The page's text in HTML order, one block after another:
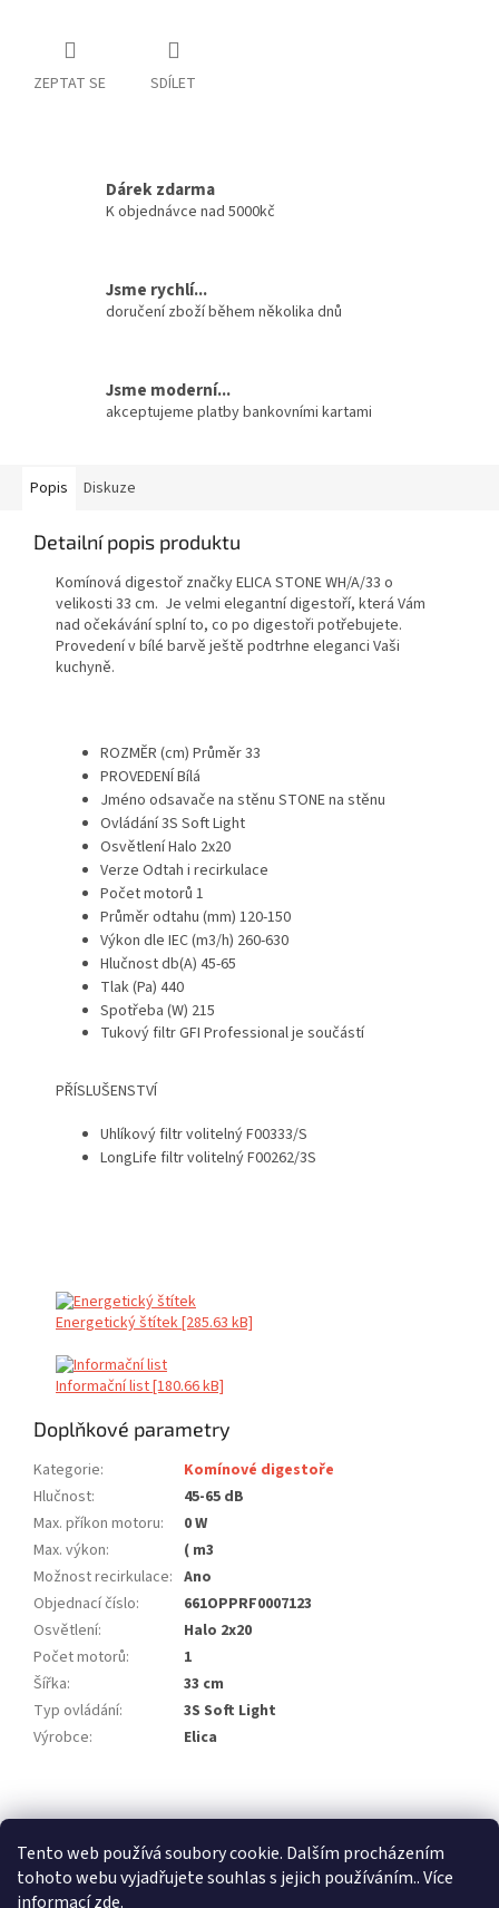
Tento web používá soubory cookie. Dalším procházením
tohoto webu vyjadřujete souhlas s jejich používáním.. Více
informacízde.
ZEPTAT SE SDÍLET
Dárek zdarma
K objednávce nad 5000kč
Jsme rychlí...
doručení zboží během několika dnů
Jsme moderní...
akceptujeme platby bankovními kartami
Popis Diskuze
Detailní popis produktu
Komínová digestoř značky ELICA STONE WH/A/33 o
velikosti 33 cm. Je velmi elegantní digestoří, která Vám
nad očekávání splní to, co po digestoři potřebujete.
Provedení v bílé barvě ještě podtrhne eleganci Vaši
kuchyně.
ROZMĚR (cm) Průměr 33
PROVEDENÍ Bílá
Jméno odsavače na stěnu STONE na stěnu
Ovládání 3S Soft Light
Osvětlení Halo 2x20
Verze Odtah i recirkulace
Počet motorů 1
Průměr odtahu (mm) 120-150
Výkon dle IEC (m3/h) 260-630
Hlučnost db(A) 45-65
Tlak (Pa) 440
Spotřeba (W) 215
Tukový filtr GFI Professional je součástí
PŘÍSLUŠENSTVÍ
Uhlíkový filtr volitelný F00333/S
LongLife filtr volitelný F00262/3S
Energetický štítek [285.63 kB]
Informační list [180.66 kB]
Doplňkové parametry
Kategorie:
Komínové digestoře
Hlučnost:
45-65 dB
Max. příkon motoru:
0 W
Max. výkon:
( m3
Možnost recirkulace: Ano
Objednací číslo:
661OPPRF0007123
Osvětlení:
Halo 2x20
Počet motorů:
1
Šířka:
33 cm
Typ ovládání:
3S Soft Light
Výrobce: Elica
á
stavební pouzdra SCRIGNO